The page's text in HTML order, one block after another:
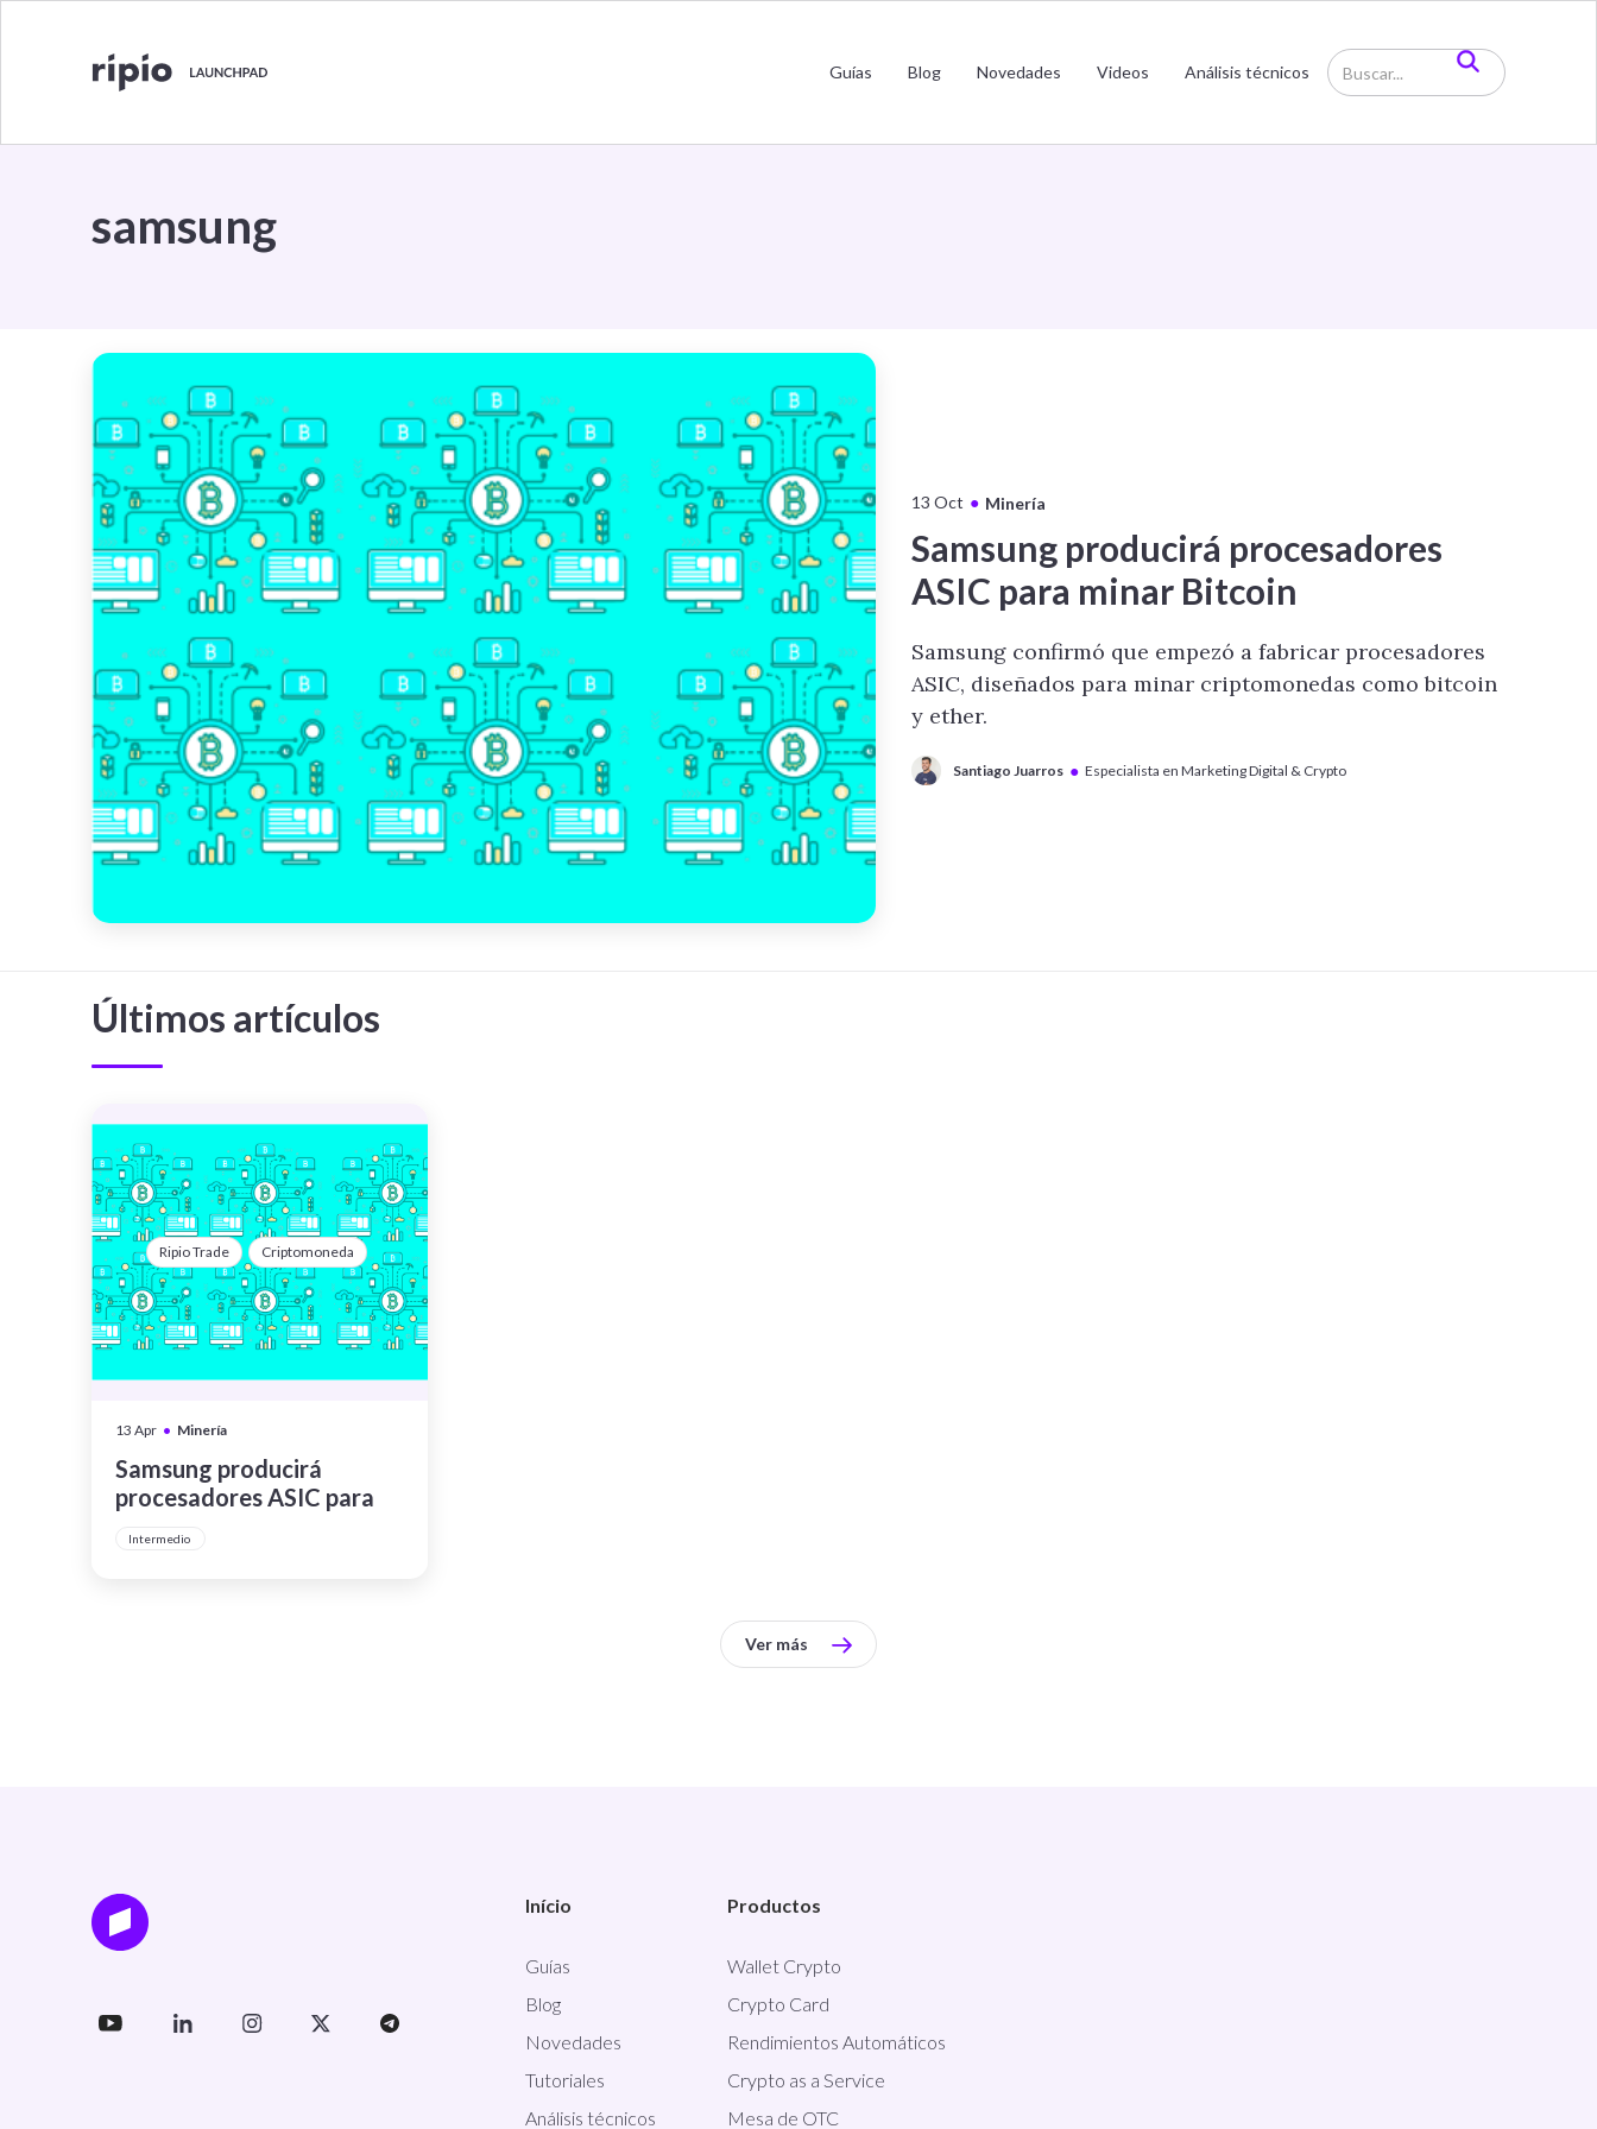
Guías Blog Novedades Videos Análisis técnicos
samsung
13 Oct ● Minería
Samsung producirá procesadores
ASIC para minar Bitcoin
Samsung confirmó que empezó a fabricar procesadores
ASIC, diseñados para minar criptomonedas como bitcoin
y ether.
Santiago Juarros ● Especialista en Marketing Digital & Crypto
Últimos artículos
Ripio Trade Criptomoneda
13 Apr • Minería
Samsung producirá
procesadores ASIC para
Intermedio
Ver más
Início
Guías
Blog
Novedades
Tutoriales
Análisis técnicos
Productos
Wallet Crypto
Crypto Card
Rendimientos Automáticos
Crypto as a Service
Mesa de OTC